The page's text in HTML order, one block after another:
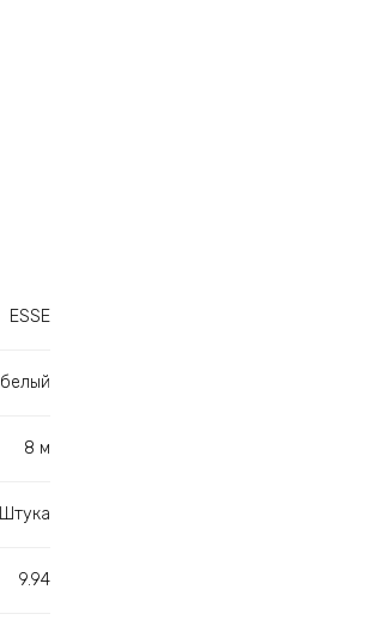
ESSE
белый
8 м
Штука
9.94